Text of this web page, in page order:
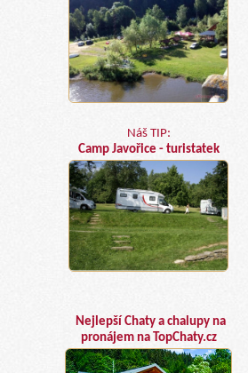
Náš TIP:
Camp Javořice - turistatek
Nejlepší Chaty a chalupy na
pronájem na TopChaty.cz